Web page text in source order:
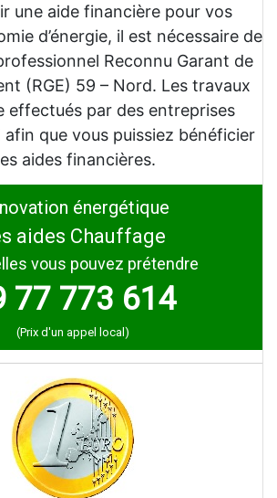
une aide financière pour vos
d’énergie, il est nécessaire de
Reconnu Garant de
(RGE) 59 – Nord. Les travaux
effectués par des entreprises
afin que vous puissiez bénéficier
aides financières.
énergétique
aides Chauffage
vous pouvez prétendre
77 773 614
(Prix d'un appel local)